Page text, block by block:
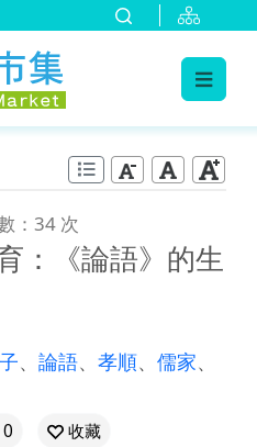
：34 次
：《論語》的生
、 論語、 孝順、 儒家、
0
收藏